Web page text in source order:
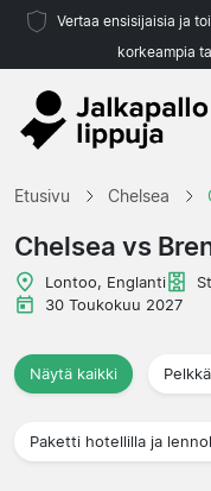
Vertaa ensisijaisia ja
korkeampia
Etusivu Chelsea
Chelsea vs
Lontoo, Englanti
30 Toukokuu 2027
Näytä kaikki
Paketti hotellilla ja